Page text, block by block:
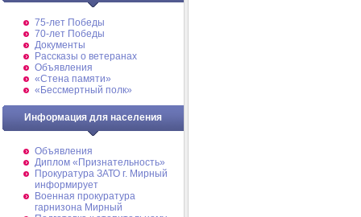
75-лет Победы
70-лет Победы
Документы
Рассказы о ветеранах
Объявления
«Стена памяти»
«Бессмертный полк»
Информация для населения
Объявления
Диплом «Признательность»
Прокуратура ЗАТО г. Мирный
информирует
Военная прокуратура
гарнизона Мирный